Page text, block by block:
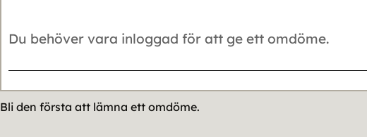
Bli den första att lämna ett omdöme.